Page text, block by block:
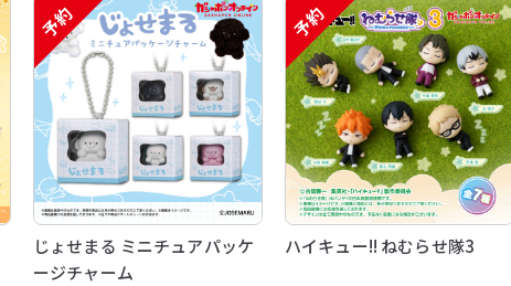
予約
じょせまる ミニチュアパッケ
ージチャーム
予約
ハイキュー!! ねむらせ隊3